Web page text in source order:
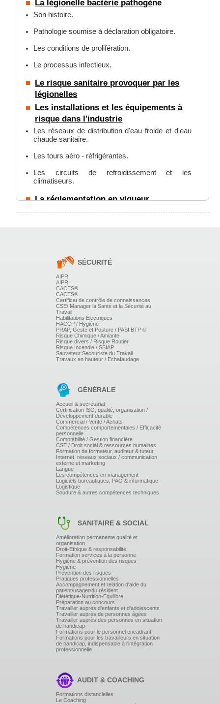
La légionelle bactérie pathogène
Son histoire.
Pathologie soumise à déclaration obligatoire.
Les conditions de prolifération.
Le processus infectieux.
Le risque sanitaire provoquer par les
légionelles
Les installations et les équipements à
risque dans l'industrie
Les réseaux de distribution d'eau froide et d'eau
chaude sanitaire.
Les tours aéro - réfrigérantes.
Les circuits de refroidissement et les
climatiseurs.
La réglementation en vigueur
Les textes applicables.
Résultats microbiologiques : interprétation et
conduite à tenir.
La responsabilité civile, pénale et administrative.
Le suivi des installations
La tenue d'un carnet de suivi.
Localisation, prélèvement, analyses et
interprétation.
Contrôle régulier de l'entretien du matériel.
SÉCURITÉ
AIPR
AIPR
CACES®
CACES®
Certificat de contrôle de connaissances
CSE/ Manager la Santé et la Sécurité au
Travail
Habilitations Électriques
HACCP / Hygiène
PRAP, Geste et Posture / PASI BTP ®
Risque Chimique / Amiante
Risque divers / Risque Routier
Risque Incendie / SSIAP
Sauveteur Secouriste du Travail
Travaux en hauteur / Echafaudage
GÉNÉRALE
Accueil & secrétariat
Certification ISO, qualité, organisation /
Développement durable
Commercial / Vente / Achats
Compétences comportementales / Efficacité
personnelle
Comptabilité / Gestion financière
CSE / Droit social & ressources humaines
Formation de formateur, auditeur & tuteur
Internet, réseaux sociaux / communication
externe et marketing
Langue
Les compétences en management
Logiciels bureautiques, PAO & informatique
Logistique
Soudure & autres compétences techniques
SANITAIRE & SOCIAL
Amélioration permanente qualité et
organisation
Droit-Ethique & responsabilité
Formation services à la personne
Hygiène & prévention des risques
Hygiène
Prévention des risques
Pratiques professionnelles
Accompagnement et relation d'aide du
patient/usager/du résident
Diététique-Nutrition-Equilibre
Préparation au concours
Travailler auprès d'enfants et d'adolescents
Travailler auprès de personnes âgées
Travailler auprès des personnes en situation
de handicap
Formations pour le personnel encadrant
Formations pour les travailleurs en situation
de handicap, indispensable à l'intégration
professionnelle
AUDIT & COACHING
Formations distancielles
Le Coaching